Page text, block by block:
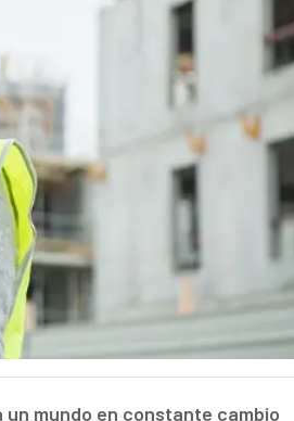
mundo en constante cambio
infraestructuras